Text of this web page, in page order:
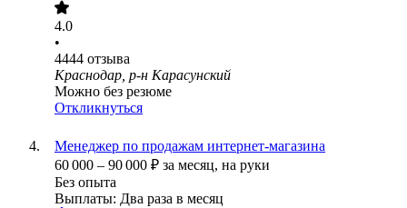
4.0
•
4444 отзыва
Краснодар, р-н Карасунский
Можно без резюме
Откликнуться
Менеджер по продажам интернет-магазина
60 000 – 90 000 ₽ за месяц, на руки
Без опыта
Выплаты: Два раза в месяц